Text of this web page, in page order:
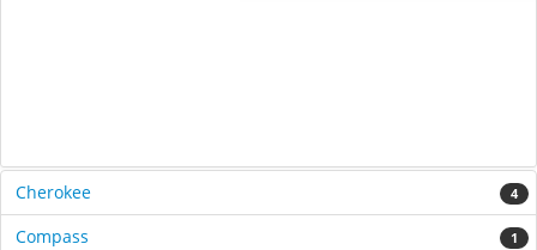
Cherokee 4
Compass 1